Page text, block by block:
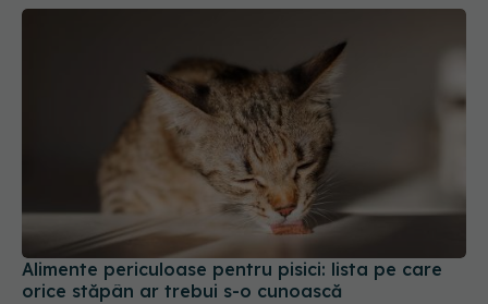
Alimente periculoase pentru pisici: lista pe care
orice stăpân ar trebui s-o cunoască